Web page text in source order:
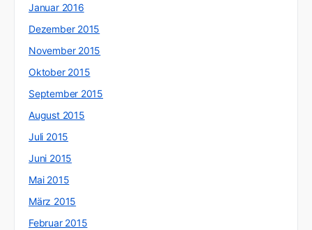
Januar 2016
Dezember 2015
November 2015
Oktober 2015
September 2015
August 2015
Juli 2015
Juni 2015
Mai 2015
März 2015
Februar 2015